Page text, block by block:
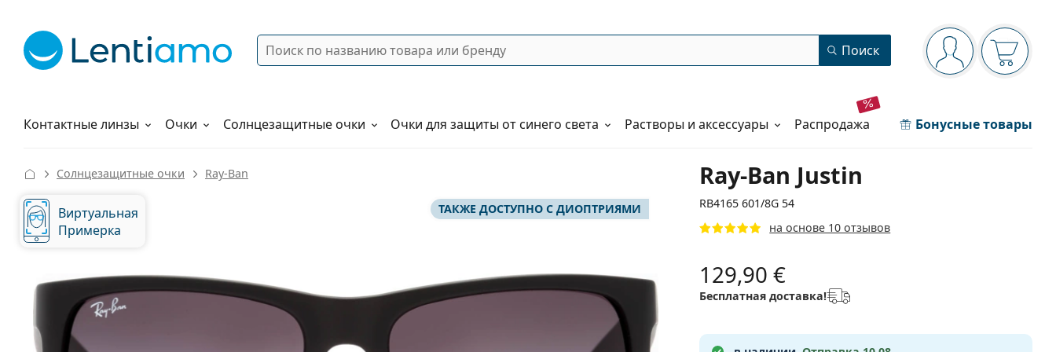
Панель навигации
Вы вошли вВаша
Поиск Поиск
Контактные линзы
Растворы Очки Солнцезащитные очки Очки для защиты от синего света Растворы и аксессуары распродажа Бонусные товары
Как заказать
Ray-Ban Justin
RB4165 601/8G 54
на основе 10 отзывов
Солнцезащитные очки Ray-Ban
ТАКЖЕ ДОСТУПНО С ДИОПТРИЯМИ
Виртуальная
Примерка
129,90 €
Бесплатная доставка!